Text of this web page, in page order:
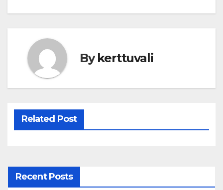
Bykerttuvali
Related Post
Recent Posts